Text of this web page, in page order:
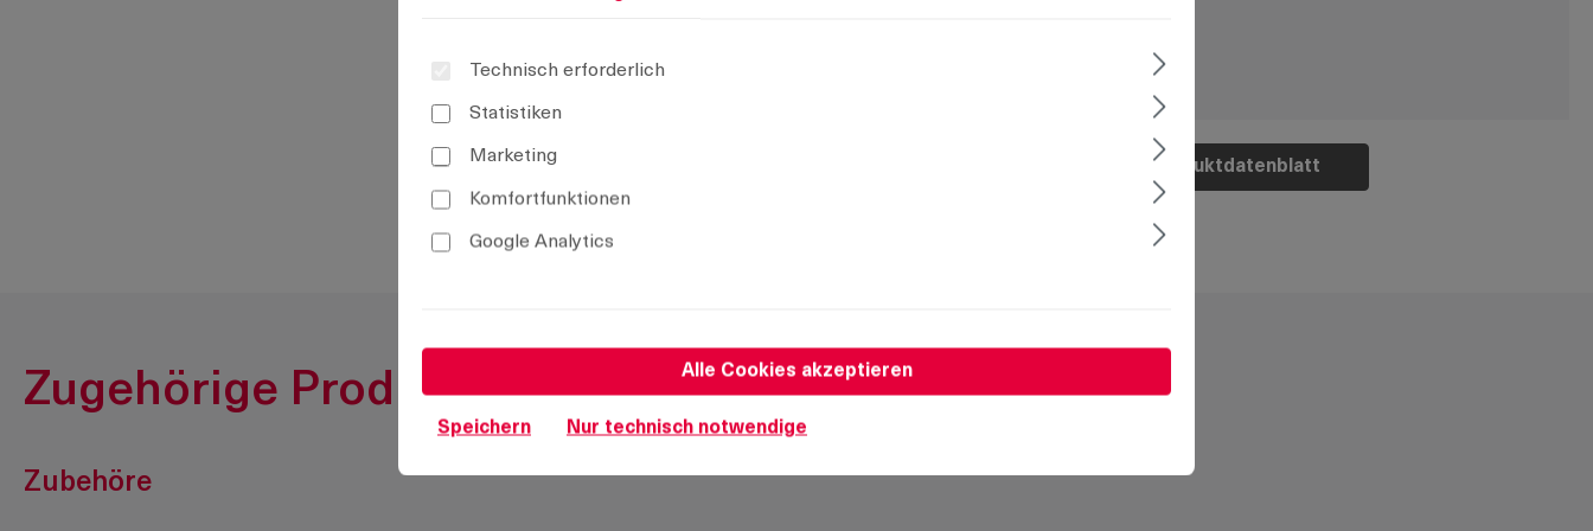
Produktdatenblatt
Zugehörige Produkte
Zubehöre
Technisch erforderlich
Statistiken
Marketing
Komfortfunktionen
Google Analytics
Alle Cookies akzeptieren
Speichern Nur technisch notwendige